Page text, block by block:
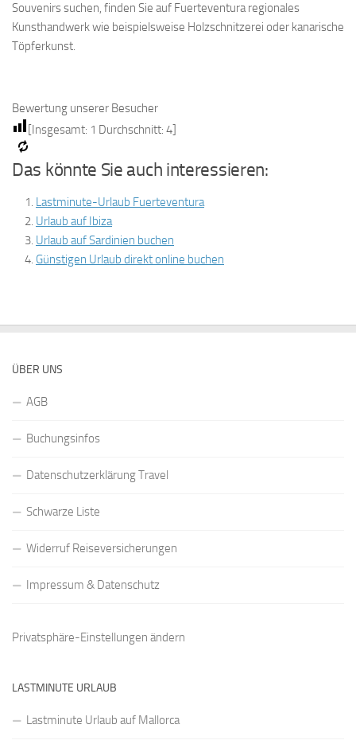
Souvenirs suchen, finden Sie auf Fuerteventura regionales
Kunsthandwerk wie beispielsweise Holzschnitzerei oder kanarische
Töpferkunst.
Bewertung unserer Besucher
[Insgesamt: 1 Durchschnitt: 4]
Das könnte Sie auch interessieren:
Lastminute-Urlaub Fuerteventura
Urlaub auf Ibiza
Urlaub auf Sardinien buchen
Günstigen Urlaub direkt online buchen
ÜBER UNS
AGB
Buchungsinfos
Datenschutzerklärung Travel
Schwarze Liste
Widerruf Reiseversicherungen
Impressum & Datenschutz
Privatsphäre-Einstellungen ändern
LASTMINUTE URLAUB
Lastminute Urlaub auf Mallorca